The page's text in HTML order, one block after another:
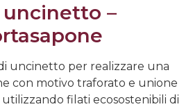
–
uncinetto per realizzare una
con motivo traforato e unione
filati ecosostenibili di